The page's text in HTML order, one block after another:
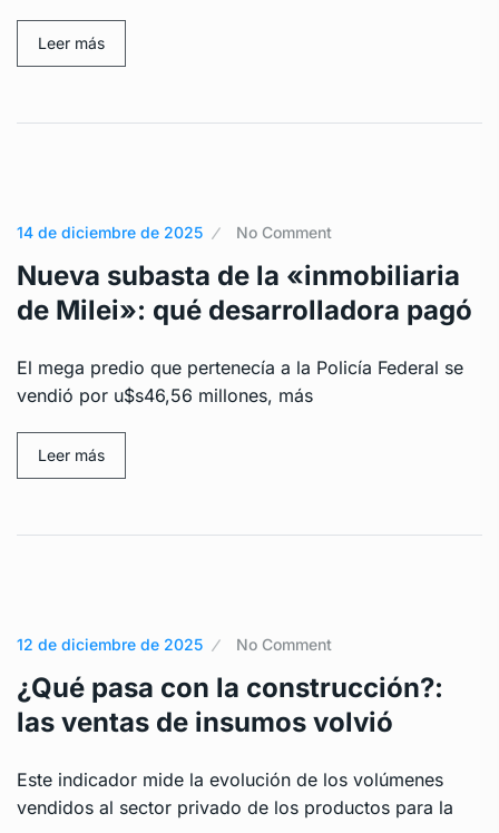
Leer más
14 de diciembre de 2025 No Comment
Nueva subasta de la «inmobiliaria
de Milei»: qué desarrolladora pagó
El mega predio que pertenecía a la Policía Federal se
vendió por u$s46,56 millones, más
Leer más
12 de diciembre de 2025 No Comment
¿Qué pasa con la construcción?:
las ventas de insumos volvió
Este indicador mide la evolución de los volúmenes
vendidos al sector privado de los productos para la